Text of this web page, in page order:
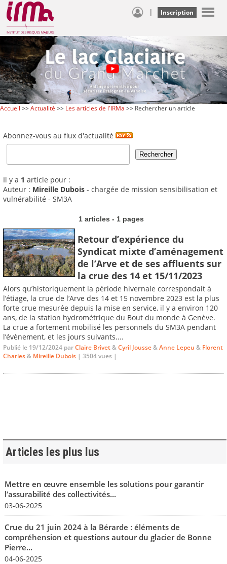
| Inscription
Accueil >>Actualité >> Les articles de l'IRMa >> Rechercher un article
Abonnez-vous au flux d'actualité
Il y a 1 article pour :
Auteur : Mireille Dubois - chargée de mission sensibilisation et
vulnérabilité - SM3A
1 articles - 1 pages
Retour d’expérience du
Syndicat mixte d’aménagement
de l’Arve et de ses affluents sur
la crue des 14 et 15/11/2023
Alors qu’historiquement la période hivernale correspondait à
l’étiage, la crue de l’Arve des 14 et 15 novembre 2023 est la plus
forte crue mesurée depuis la mise en service, il y a environ 120
ans, de la station hydrométrique du Bout du monde à Genève.
La crue a fortement mobilisé les personnels du SM3A pendant
l’évènement, et les jours suivants....
Publié le 19/12/2024 parClaire Brivet&Cyril Jousse&Anne Lepeu & Florent
Charles& Mireille Dubois | 3504 vues |
Articles les plus lus
Mettre en œuvre ensemble les solutions pour garantir
l’assurabilité des collectivités...
03-06-2025
Crue du 21 juin 2024 à la Bérarde : éléments de
compréhension et questions autour du glacier de Bonne
Pierre...
04-06-2025